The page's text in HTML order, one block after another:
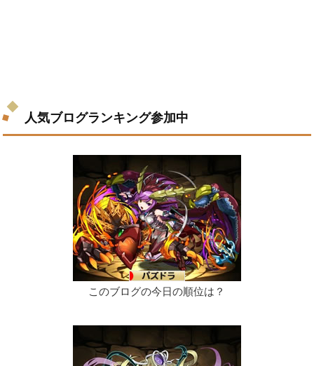
人気ブログランキング参加中
このブログの今日の順位は？